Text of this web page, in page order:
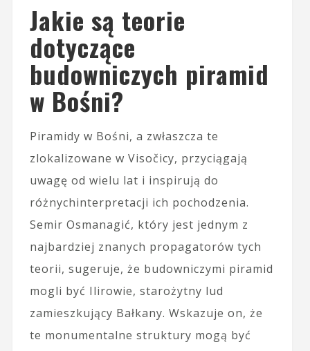
Jakie są teorie
dotyczące
budowniczych piramid
w Bośni?
Piramidy w Bośni, a zwłaszcza te
zlokalizowane w Visočicy, przyciągają
uwagę od wielu lat i inspirują do
różnychinterpretacji ich pochodzenia.
Semir Osmanagić, który jest jednym z
najbardziej znanych propagatorów tych
teorii, sugeruje, że budowniczymi piramid
mogli być Ilirowie, starożytny lud
zamieszkujący Bałkany. Wskazuje on, że
te monumentalne struktury mogą być